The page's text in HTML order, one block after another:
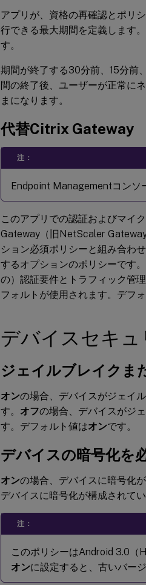
アプリが、資格の再確認とポリ
行できる最大期間を定義します
す。
期間が終了する30分前、15分前
間の終了後、ユーザーが正常に
まになります。
代替Citrix Gateway
注：
Endpoint Managementコンソ
このアプリでの認証およびマイ
Gateway（旧NetScaler Gateway
ション必須ポリシーと組み合わ
するオプションのポリシーです
の）認証要件とトラフィック管
フォルトが使用されます。デフ
デバイスセキュ
ジェイルブレイクま
オンの場合、デバイスがジェイ
す。 オフの場合、デバイスがジ
す。デフォルト値はオンです。
デバイスの暗号化を
オンの場合、デバイスに暗号化
デバイスに暗号化が構成されて
注：
このポリシーはAndroid 3.0（
オンに設定すると、古いバー